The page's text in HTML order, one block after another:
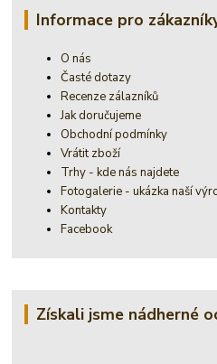
Informace pro
O nás
Časté dotazy
Recenze zálazníků
Jak doručujeme
Obchodní podmínky
Vrátit zboží
Trhy - kde nás najdete
Fotogalerie - ukázka naší
Kontakty
Facebook
Získali jsme nádherné